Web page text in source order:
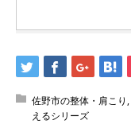
佐野市の整体・肩こり,
えるシリーズ